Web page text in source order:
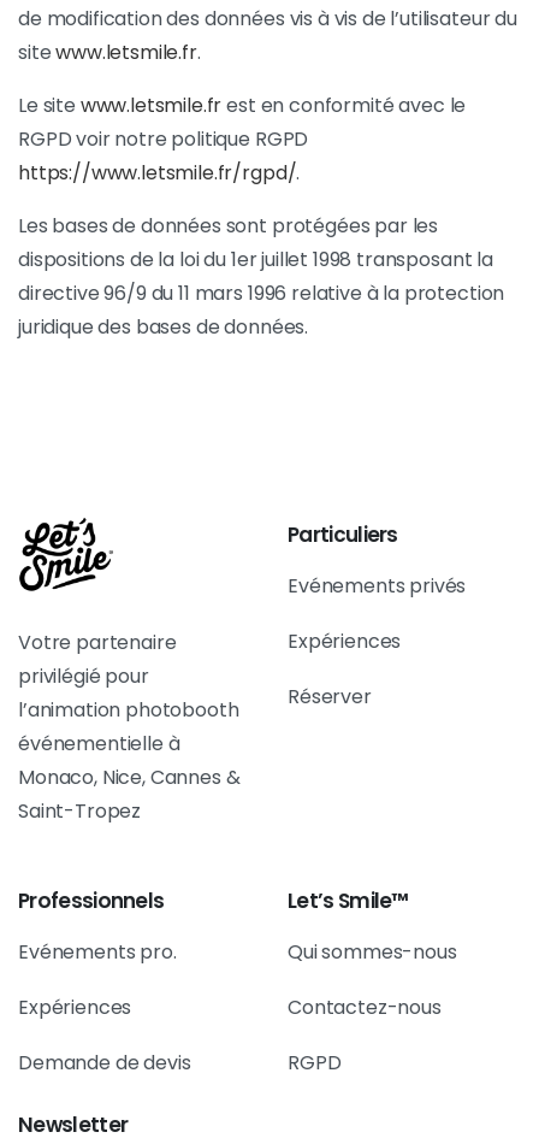
de modification des données vis à vis de l’utilisateur du
sitewww.letsmile.fr.
Le site www.letsmile.frest en conformité avec le
RGPD voir notre politique RGPD
https://www.letsmile.fr/rgpd/.
Les bases de données sont protégées par les
dispositions de la loi du 1er juillet 1998 transposant la
directive 96/9 du 11 mars 1996 relative à la protection
juridique des bases de données.
Votre partenaire
privilégié pour
l’animation photobooth
événementielle à
Monaco, Nice, Cannes &
Saint-Tropez
Particuliers
Evénements privés
Expériences
Réserver
Professionnels
Evénements pro.
Expériences
Demande de devis
Let’s Smile™
Qui sommes-nous
Contactez-nous
RGPD
Newsletter